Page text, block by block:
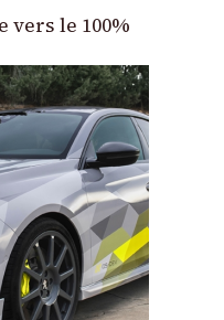
vers le 100%